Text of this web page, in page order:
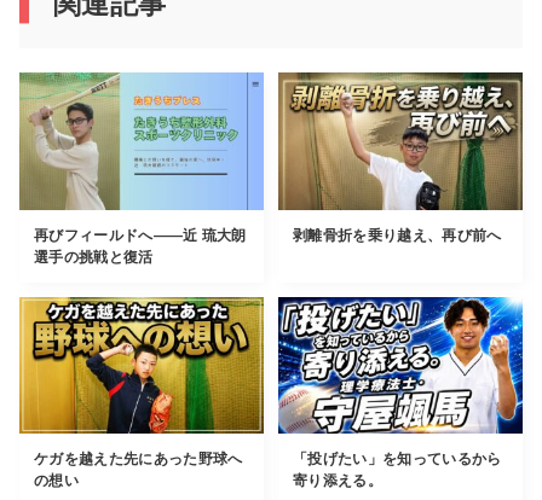
再びフィールドへ――近 琉大朗
選手の挑戦と復活
剥離骨折を乗り越え、再び前へ
ケガを越えた先にあった野球へ
の想い
「投げたい」を知っているから
寄り添える。